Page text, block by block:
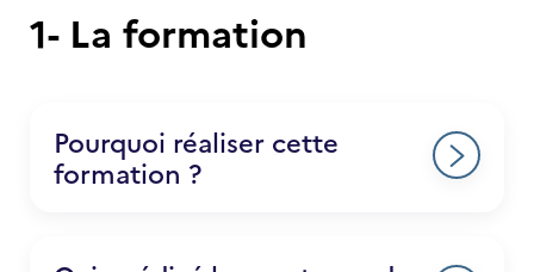
1- La formation
Pourquoi réaliser cette
formation ?